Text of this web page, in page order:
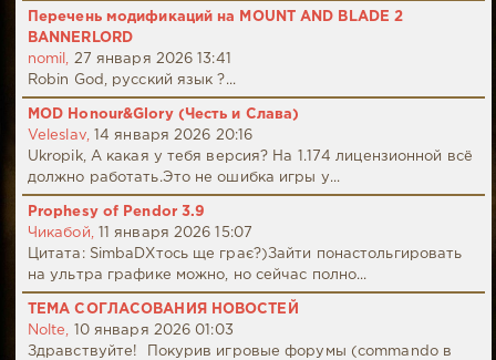
Перечень модификаций на MOUNT AND BLADE 2
BANNERLORD
nomil, 27 января 2026 13:41
Robin God, русский язык ?...
MOD Honour&Glory (Честь и Слава)
Veleslav,
14 января 2026 20:16
Ukropik, А какая у тебя версия? На 1.174 лицензионной всё
должно работать.Это не ошибка игры у...
Prophesy of Pendor 3.9
Чикабой,
11 января 2026 15:07
Цитата: SimbaDХтось ще грає?)Зайти понастольгировать
на ультра графике можно, но сейчас полно...
ТЕМА СОГЛАСОВАНИЯ НОВОСТЕЙ
Nolte,
10 января 2026 01:03
Здравствуйте! Покурив игровые форумы (commando в